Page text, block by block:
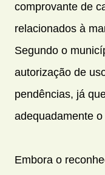
comprovante de
relacionados à
Segundo o
autorização de
pendências, já
adequadamente
Embora o